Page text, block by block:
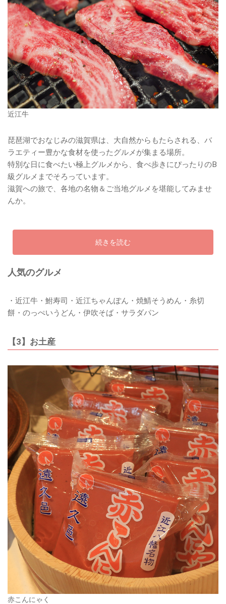
近江牛
琵琶湖でおなじみの滋賀県は、大自然からもたらされる、バ
ラエティー豊かな食材を使ったグルメが集まる場所。
特別な日に食べたい極上グルメから、食べ歩きにぴったりのB
級グルメまでそろっています。
滋賀への旅で、各地の名物＆ご当地グルメを堪能してみませ
んか。
続きを読む
人気のグルメ
・近江牛・鮒寿司・近江ちゃんぽん・焼鯖そうめん・糸切
餅・のっぺいうどん・伊吹そば・サラダパン
【3】お土産
赤こんにゃく